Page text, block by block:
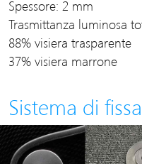
Spessore: 2 mm
Trasmittanza luminosa
88% visiera trasparente
37% visiera marrone
Sistema di